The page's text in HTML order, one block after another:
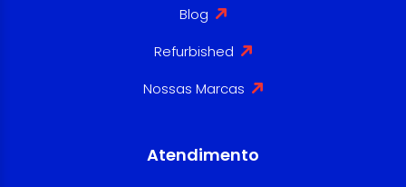
Blog
Refurbished
Nossas Marcas
Atendimento